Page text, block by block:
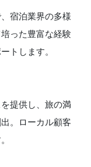
宿泊業界の多様
った豊富な経験
トします。
提供し、旅の満
。ローカル顧客